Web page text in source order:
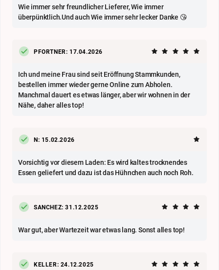
Wie immer sehr freundlicher Lieferer, Wie immer
überpünktlich.Und auch Wie immer sehr lecker Danke 😘
PFORTNER: 17.04.2026
Ich und meine Frau sind seit Eröffnung Stammkunden,
bestellen immer wieder gerne Online zum Abholen.
Manchmal dauert es etwas länger, aber wir wohnen in der
Nähe, daher alles top!
N: 15.02.2026
Vorsichtig vor diesem Laden: Es wird kaltes trocknendes
Essen geliefert und dazu ist das Hühnchen auch noch Roh.
SANCHEZ: 31.12.2025
War gut, aber Wartezeit war etwas lang. Sonst alles top!
KELLER: 24.12.2025